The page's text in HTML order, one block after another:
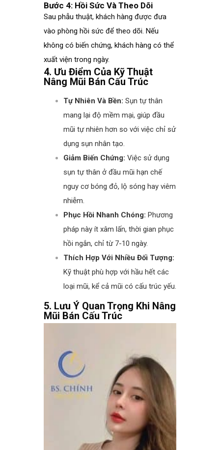
Bước 4: Hồi Sức Và Theo Dõi
Sau phẫu thuật, khách hàng được đưa
vào phòng hồi sức để theo dõi. Nếu
không có biến chứng, khách hàng có thể
xuất viện trong ngày.
4. Ưu Điểm Của Kỹ Thuật
Nâng Mũi Bán Cấu Trúc
Tự Nhiên Và Bền: Sụn tự thân
mang lại độ mềm mại, giúp đầu
mũi tự nhiên hơn so với việc chỉ sử
dụng sụn nhân tạo.
Giảm Biến Chứng: Việc sử dụng
sụn tự thân ở đầu mũi hạn chế
nguy cơ bóng đỏ, lộ sóng hay viêm
nhiễm.
Phục Hồi Nhanh Chóng: Phương
pháp này ít xâm lấn, thời gian phục
hồi ngắn, chỉ từ 7-10 ngày.
Thích Hợp Với Nhiều Đối Tượng:
Kỹ thuật phù hợp với hầu hết các
loại mũi, kể cả mũi có cấu trúc yếu.
5. Lưu Ý Quan Trọng Khi Nâng
Mũi Bán Cấu Trúc